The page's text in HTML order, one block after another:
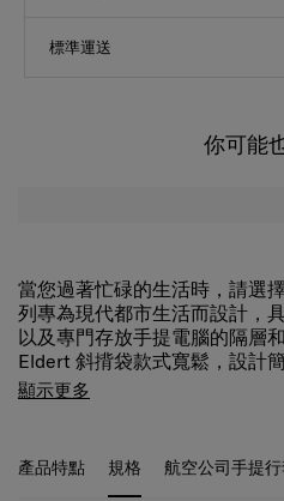
標準運送
你可能
當您過著忙碌的生活時，請選
列專為現代都市生活而設計，
以及專門存放手提電腦的隔層
Eldert 斜揹袋款式寬鬆，設計
隔層有拉鍊，可確保您的物品
顯示更多
產品特點 規格 航空公司手提行